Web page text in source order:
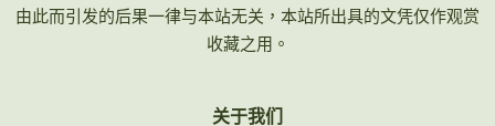
由此而引发的后果一律与本站无关，本站所出具的文凭仅作观赏
收藏之用。
关于我们